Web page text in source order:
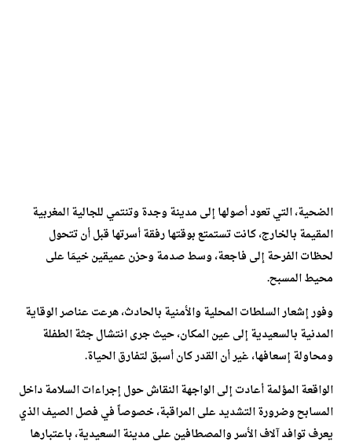
الضحية، التي تعود أصولها إلى مدينة وجدة وتنتمي للجالية المغربية
المقيمة بالخارج، كانت تستمتع بوقتها رفقة أسرتها قبل أن تتحول
لحظات الفرحة إلى فاجعة، وسط صدمة وحزن عميقين خيمَا على
محيط المسبح.
وفور إشعار السلطات المحلية والأمنية بالحادث، هرعت عناصر الوقاية
المدنية بالسعيدية إلى عين المكان، حيث جرى انتشال جثة الطفلة
ومحاولة إسعافها، غير أن القدر كان أسبق لتفارق الحياة.
الواقعة المؤلمة أعادت إلى الواجهة النقاش حول إجراءات السلامة داخل
المسابح وضرورة التشديد على المراقبة، خصوصاً في فصل الصيف الذي
يعرف توافد آلاف الأسر والمصطافين على مدينة السعيدية، باعتبارها